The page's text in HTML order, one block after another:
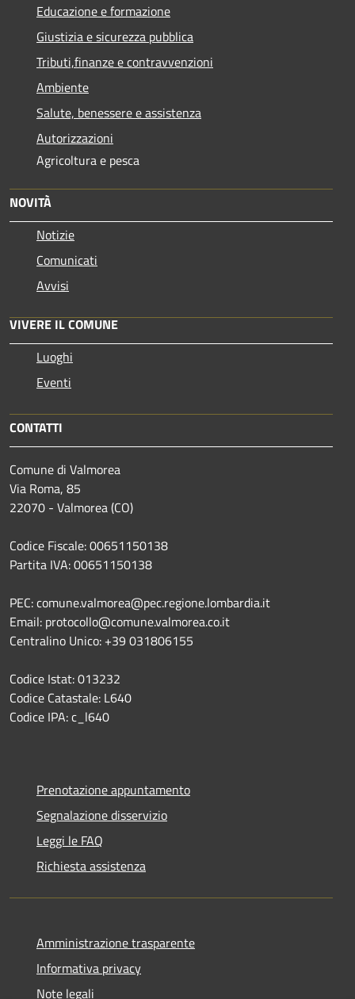
Educazione e formazione
Giustizia e sicurezza pubblica
Tributi,finanze e contravvenzioni
Ambiente
Salute, benessere e assistenza
Autorizzazioni
Agricoltura e pesca
NOVITÀ
Notizie
Comunicati
Avvisi
VIVERE IL COMUNE
Luoghi
Eventi
CONTATTI
Comune di Valmorea
Via Roma, 85
22070 - Valmorea (CO)
Codice Fiscale: 00651150138
Partita IVA: 00651150138
PEC: comune.valmorea@pec.regione.lombardia.it
Email: protocollo@comune.valmorea.co.it
Centralino Unico: +39 031806155
Codice Istat: 013232
Codice Catastale: L640
Codice IPA: c_l640
Prenotazione appuntamento
Segnalazione disservizio
Leggi le FAQ
Richiesta assistenza
Amministrazione trasparente
Informativa privacy
Note legali